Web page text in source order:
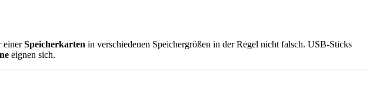
einerSpeicherkarten in verschiedenen Speichergrößen in der Regel nicht falsch. USB-Sticks
eignen sich.